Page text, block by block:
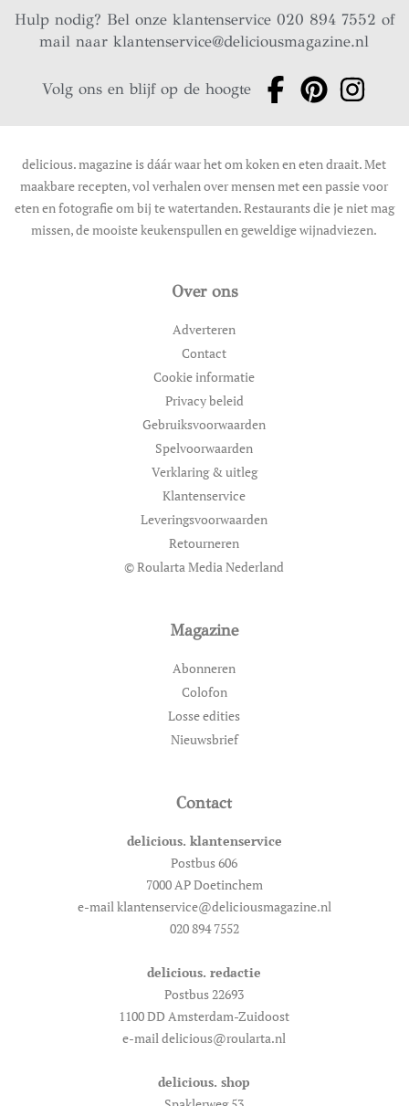
Hulp nodig? Bel onze klantenservice 020 894 7552 of
mail naarklantenservice@deliciousmagazine.nl
Volg ons en blijf op de hoogte
delicious. magazine is dáár waar het om koken en eten draait. Met
maakbare recepten, vol verhalen over mensen met een passie voor
eten en fotografie om bij te watertanden. Restaurants die je niet mag
missen, de mooiste keukenspullen en geweldige wijnadviezen.
Over ons
Adverteren
Contact
Cookie informatie
Privacy beleid
Gebruiksvoorwaarden
Spelvoorwaarden
Verklaring & uitleg
Klantenservice
Leveringsvoorwaarden
Retourneren
© Roularta Media Nederland
Magazine
Abonneren
Colofon
Losse edities
Nieuwsbrief
Contact
delicious. klantenservice
Postbus 606
7000 AP Doetinchem
e-mail klantenservice@deliciousmagazine.nl
020 894 7552
delicious. redactie
Postbus 22693
1100 DD Amsterdam-Zuidoost
e-mail delicious@roularta.nl
delicious. shop